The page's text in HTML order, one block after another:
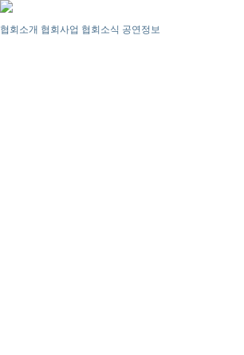
협회소개 협회사업 협회소식 공연정보